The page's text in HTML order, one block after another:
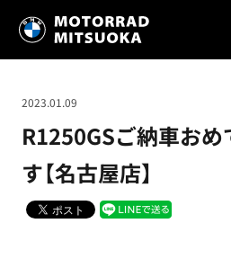
R1250GSご納車お
す【名古屋店】
2023.01.09